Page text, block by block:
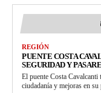
REGIÓN
PUENTE COSTA
SEGURIDAD Y
El puente Costa
ciudadanía y mejoras en su